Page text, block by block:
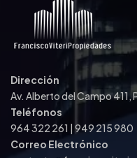
Dirección
Av. Alberto del Campo 411,
Teléfonos
964 322 261 | 949 215 980
Correo Electrónico